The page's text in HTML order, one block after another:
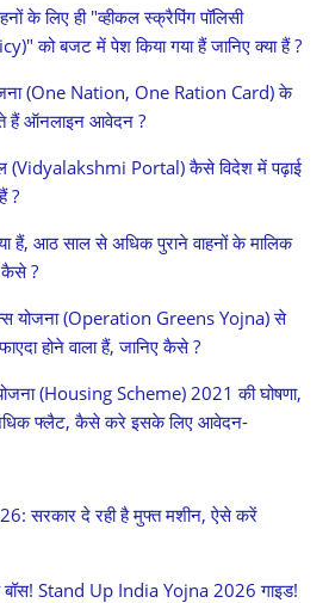
के लिए ही "व्हीकल स्क्रैपिंग पॉलिसी
को बजट में पेश किया गया हैं जानिए क्या हैं ?
(One Nation, One Ration Card) के
हैं ऑनलाइन आवेदन ?
(Vidyalakshmi Portal) कैसे विदेश में पढ़ाई
?
हैं, आठ साल से अधिक पुराने वाहनों के मालिक
कैसे ?
योजना (Operation Greens Yojna) से
होने वाला हैं, जानिए कैसे ?
(Housing Scheme) 2021 की घोषणा,
फ्लैट, कैसे करे इसके लिए आवेदन-
सरकार दे रही है मुफ्त मशीन, ऐसे करें
Stand Up India Yojna 2026 गाइड!